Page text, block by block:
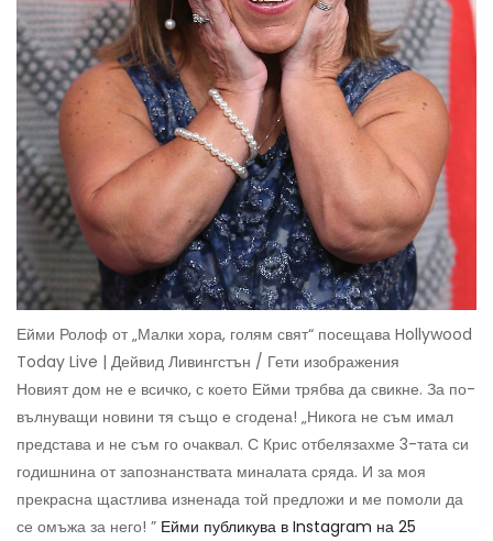
Ейми Ролоф от „Малки хора, голям свят“ посещава Hollywood
Today Live | Дейвид Ливингстън / Гети изображения
Новият дом не е всичко, с което Ейми трябва да свикне. За по-
вълнуващи новини тя също е сгодена! „Никога не съм имал
представа и не съм го очаквал. С Крис отбелязахме 3-тата си
годишнина от запознанствата миналата сряда. И за моя
прекрасна щастлива изненада той предложи и ме помоли да
се омъжа за него! ” Ейми публикува в Instagram на 25